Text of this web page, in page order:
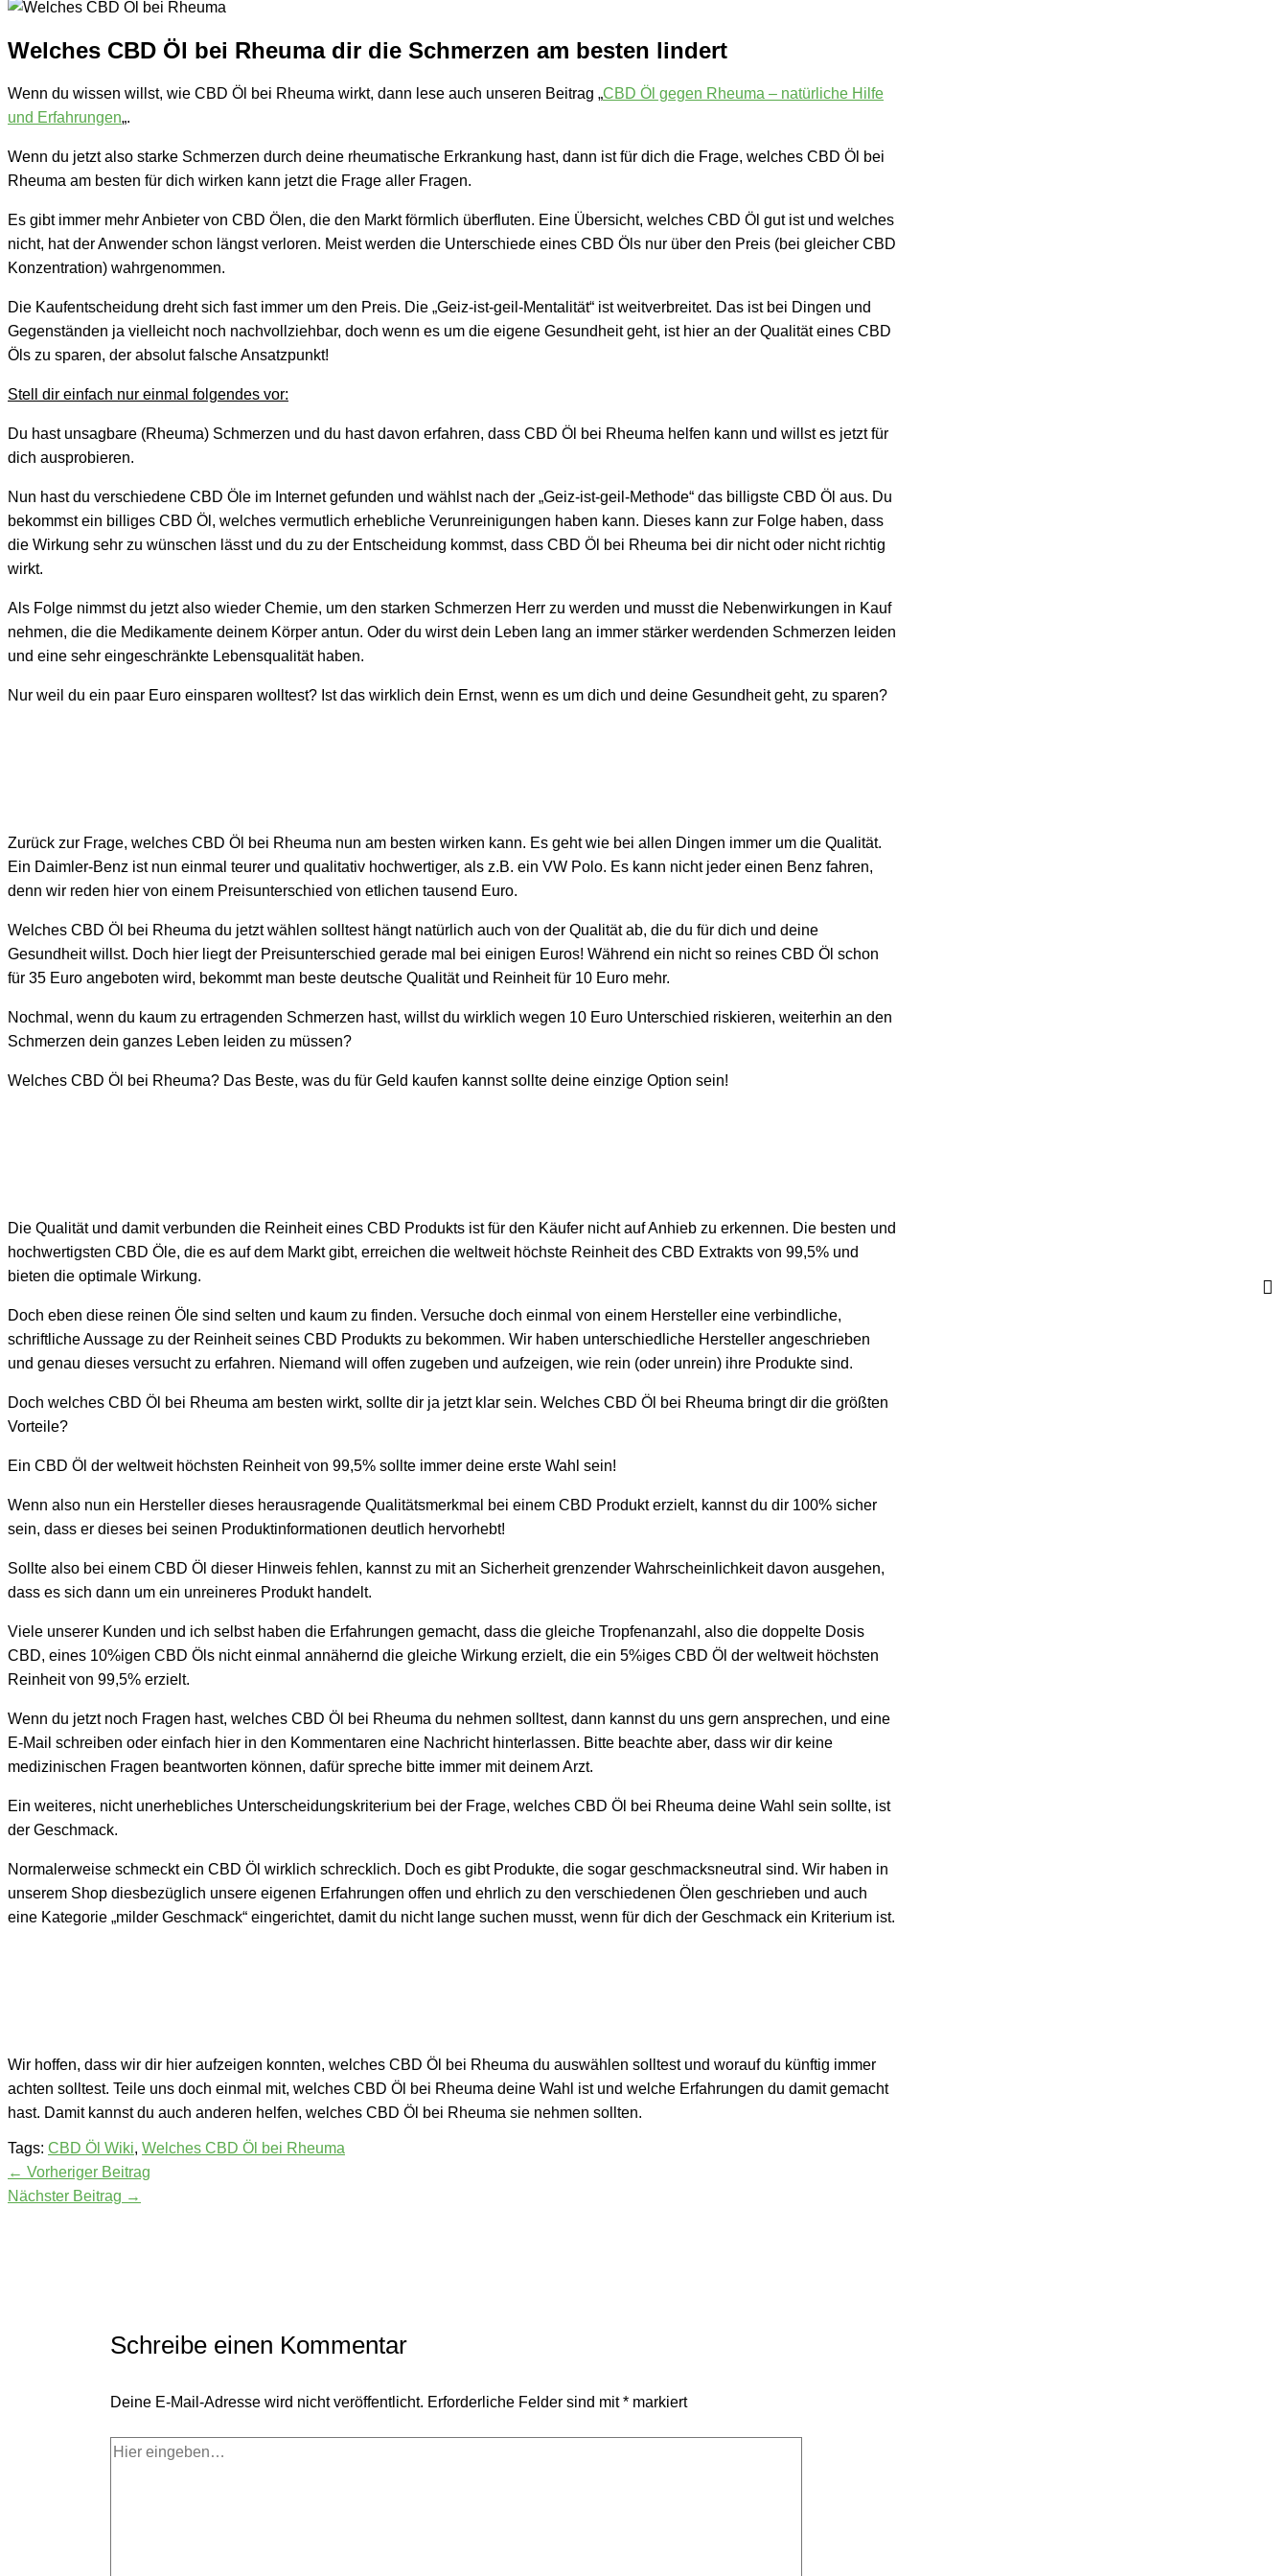
Welches CBD Öl bei Rheuma dir die Schmerzen am besten lindert
Wenn du wissen willst, wie CBD Öl bei Rheuma wirkt, dann lese auch unseren Beitrag „CBD Öl gegen Rheuma – natürliche Hilfe
und Erfahrungen„.
Wenn du jetzt also starke Schmerzen durch deine rheumatische Erkrankung hast, dann ist für dich die Frage, welches CBD Öl bei
Rheuma am besten für dich wirken kann jetzt die Frage aller Fragen.
Es gibt immer mehr Anbieter von CBD Ölen, die den Markt förmlich überfluten. Eine Übersicht, welches CBD Öl gut ist und welches
nicht, hat der Anwender schon längst verloren. Meist werden die Unterschiede eines CBD Öls nur über den Preis (bei gleicher CBD
Konzentration) wahrgenommen.
Die Kaufentscheidung dreht sich fast immer um den Preis. Die „Geiz-ist-geil-Mentalität“ ist weitverbreitet. Das ist bei Dingen und
Gegenständen ja vielleicht noch nachvollziehbar, doch wenn es um die eigene Gesundheit geht, ist hier an der Qualität eines CBD
Öls zu sparen, der absolut falsche Ansatzpunkt!
Stell dir einfach nur einmal folgendes vor:
Du hast unsagbare (Rheuma) Schmerzen und du hast davon erfahren, dass CBD Öl bei Rheuma helfen kann und willst es jetzt für
dich ausprobieren.
Nun hast du verschiedene CBD Öle im Internet gefunden und wählst nach der „Geiz-ist-geil-Methode“ das billigste CBD Öl aus. Du
bekommst ein billiges CBD Öl, welches vermutlich erhebliche Verunreinigungen haben kann. Dieses kann zur Folge haben, dass
die Wirkung sehr zu wünschen lässt und du zu der Entscheidung kommst, dass CBD Öl bei Rheuma bei dir nicht oder nicht richtig
wirkt.
Als Folge nimmst du jetzt also wieder Chemie, um den starken Schmerzen Herr zu werden und musst die Nebenwirkungen in Kauf
nehmen, die die Medikamente deinem Körper antun. Oder du wirst dein Leben lang an immer stärker werdenden Schmerzen leiden
und eine sehr eingeschränkte Lebensqualität haben.
Nur weil du ein paar Euro einsparen wolltest? Ist das wirklich dein Ernst, wenn es um dich und deine Gesundheit geht, zu sparen?
Zurück zur Frage, welches CBD Öl bei Rheuma nun am besten wirken kann. Es geht wie bei allen Dingen immer um die Qualität.
Ein Daimler-Benz ist nun einmal teurer und qualitativ hochwertiger, als z.B. ein VW Polo. Es kann nicht jeder einen Benz fahren,
denn wir reden hier von einem Preisunterschied von etlichen tausend Euro.
Welches CBD Öl bei Rheuma du jetzt wählen solltest hängt natürlich auch von der Qualität ab, die du für dich und deine
Gesundheit willst. Doch hier liegt der Preisunterschied gerade mal bei einigen Euros! Während ein nicht so reines CBD Öl schon
für 35 Euro angeboten wird, bekommt man beste deutsche Qualität und Reinheit für 10 Euro mehr.
Nochmal, wenn du kaum zu ertragenden Schmerzen hast, willst du wirklich wegen 10 Euro Unterschied riskieren, weiterhin an den
Schmerzen dein ganzes Leben leiden zu müssen?
Welches CBD Öl bei Rheuma? Das Beste, was du für Geld kaufen kannst sollte deine einzige Option sein!
Die Qualität und damit verbunden die Reinheit eines CBD Produkts ist für den Käufer nicht auf Anhieb zu erkennen. Die besten und
hochwertigsten CBD Öle, die es auf dem Markt gibt, erreichen die weltweit höchste Reinheit des CBD Extrakts von 99,5% und
bieten die optimale Wirkung.
Doch eben diese reinen Öle sind selten und kaum zu finden. Versuche doch einmal von einem Hersteller eine verbindliche,
schriftliche Aussage zu der Reinheit seines CBD Produkts zu bekommen. Wir haben unterschiedliche Hersteller angeschrieben
und genau dieses versucht zu erfahren. Niemand will offen zugeben und aufzeigen, wie rein (oder unrein) ihre Produkte sind.
Doch welches CBD Öl bei Rheuma am besten wirkt, sollte dir ja jetzt klar sein. Welches CBD Öl bei Rheuma bringt dir die größten
Vorteile?
Ein CBD Öl der weltweit höchsten Reinheit von 99,5% sollte immer deine erste Wahl sein!
Wenn also nun ein Hersteller dieses herausragende Qualitätsmerkmal bei einem CBD Produkt erzielt, kannst du dir 100% sicher
sein, dass er dieses bei seinen Produktinformationen deutlich hervorhebt!
Sollte also bei einem CBD Öl dieser Hinweis fehlen, kannst zu mit an Sicherheit grenzender Wahrscheinlichkeit davon ausgehen,
dass es sich dann um ein unreineres Produkt handelt.
Viele unserer Kunden und ich selbst haben die Erfahrungen gemacht, dass die gleiche Tropfenanzahl, also die doppelte Dosis
CBD, eines 10%igen CBD Öls nicht einmal annähernd die gleiche Wirkung erzielt, die ein 5%iges CBD Öl der weltweit höchsten
Reinheit von 99,5% erzielt.
Wenn du jetzt noch Fragen hast, welches CBD Öl bei Rheuma du nehmen solltest, dann kannst du uns gern ansprechen, und eine
E-Mail schreiben oder einfach hier in den Kommentaren eine Nachricht hinterlassen. Bitte beachte aber, dass wir dir keine
medizinischen Fragen beantworten können, dafür spreche bitte immer mit deinem Arzt.
Ein weiteres, nicht unerhebliches Unterscheidungskriterium bei der Frage, welches CBD Öl bei Rheuma deine Wahl sein sollte, ist
der Geschmack.
Normalerweise schmeckt ein CBD Öl wirklich schrecklich. Doch es gibt Produkte, die sogar geschmacksneutral sind. Wir haben in
unserem Shop diesbezüglich unsere eigenen Erfahrungen offen und ehrlich zu den verschiedenen Ölen geschrieben und auch
eine Kategorie „milder Geschmack“ eingerichtet, damit du nicht lange suchen musst, wenn für dich der Geschmack ein Kriterium ist.
Wir hoffen, dass wir dir hier aufzeigen konnten, welches CBD Öl bei Rheuma du auswählen solltest und worauf du künftig immer
achten solltest. Teile uns doch einmal mit, welches CBD Öl bei Rheuma deine Wahl ist und welche Erfahrungen du damit gemacht
hast. Damit kannst du auch anderen helfen, welches CBD Öl bei Rheuma sie nehmen sollten.
Tags: CBD Öl Wiki, Welches CBD Öl bei Rheuma
← Vorheriger Beitrag
Nächster Beitrag →
Schreibe einen Kommentar
Deine E-Mail-Adresse wird nicht veröffentlicht. Erforderliche Felder sind mit*markiert
Hier